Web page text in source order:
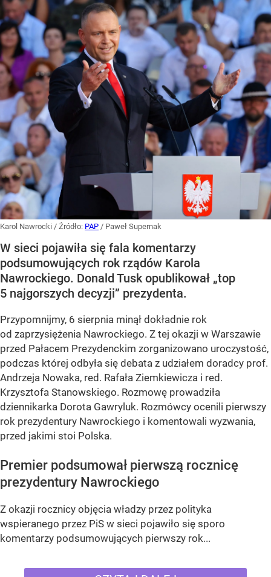
Karol Nawrocki / Źródło: PAP / Paweł Supernak
W sieci pojawiła się fala komentarzy
podsumowujących rok rządów Karola
Nawrockiego. Donald Tusk opublikował „top
5 najgorszych decyzji” prezydenta.
Przypomnijmy, 6 sierpnia minął dokładnie rok
od zaprzysiężenia Nawrockiego. Z tej okazji w Warszawie
przed Pałacem Prezydenckim zorganizowano uroczystość,
podczas której odbyła się debata z udziałem doradcy prof.
Andrzeja Nowaka, red. Rafała Ziemkiewicza i red.
Krzysztofa Stanowskiego. Rozmowę prowadziła
dziennikarka Dorota Gawryluk. Rozmówcy ocenili pierwszy
rok prezydentury Nawrockiego i komentowali wyzwania,
przed jakimi stoi Polska.
Premier podsumował pierwszą rocznicę
prezydentury Nawrockiego
Z okazji rocznicy objęcia władzy przez polityka
wspieranego przez PiS w sieci pojawiło się sporo
komentarzy podsumowujących pierwszy rok...